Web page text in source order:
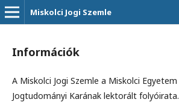
Miskolci Jogi Szemle
Információk
A Miskolci Jogi Szemle a Miskolci
Jogtudományi Karának lektorált folyóirata.